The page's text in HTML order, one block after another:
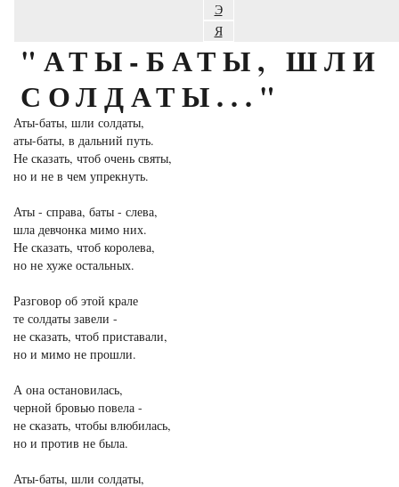
Э
Я
"АТЫ-БАТЫ, ШЛИ
СОЛДАТЫ..."
Аты-баты, шли солдаты,
аты-баты, в дальний путь.
Не сказать, чтоб очень святы,
но и не в чем упрекнуть.
Аты - справа, баты - слева,
шла девчонка мимо них.
Не сказать, чтоб королева,
но не хуже остальных.
Разговор об этой крале
те солдаты завели -
не сказать, чтоб приставали,
но и мимо не прошли.
А она остановилась,
черной бровью повела -
не сказать, чтобы влюбилась,
но и против не была.
Аты-баты, шли солдаты,